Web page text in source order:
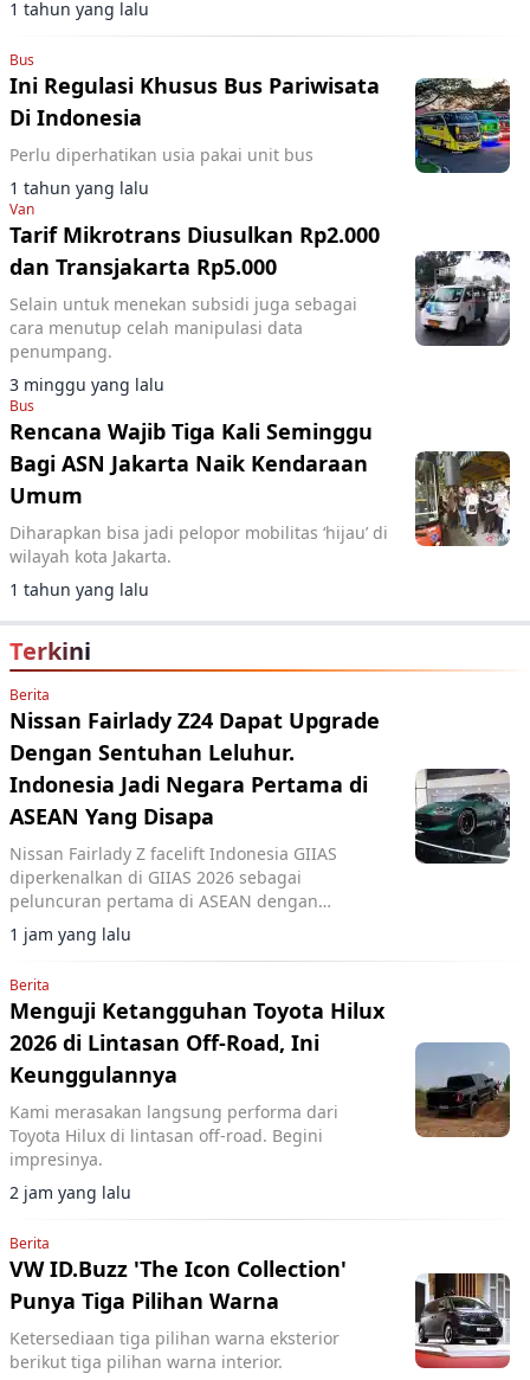
1 tahun yang lalu
Bus
Ini Regulasi Khusus Bus Pariwisata
Di Indonesia
Perlu diperhatikan usia pakai unit bus
1 tahun yang lalu
Van
Tarif Mikrotrans Diusulkan Rp2.000
dan Transjakarta Rp5.000
Selain untuk menekan subsidi juga sebagai
cara menutup celah manipulasi data
penumpang.
3 minggu yang lalu
Bus
Rencana Wajib Tiga Kali Seminggu
Bagi ASN Jakarta Naik Kendaraan
Umum
Diharapkan bisa jadi pelopor mobilitas ‘hijau’ di
wilayah kota Jakarta.
1 tahun yang lalu
Terkini
Berita
Nissan Fairlady Z24 Dapat Upgrade
Dengan Sentuhan Leluhur.
Indonesia Jadi Negara Pertama di
ASEAN Yang Disapa
Nissan Fairlady Z facelift Indonesia GIIAS
diperkenalkan di GIIAS 2026 sebagai
peluncuran pertama di ASEAN dengan
upgrade desain bumper G-nose terinspirasi
generasi S30.
1 jam yang lalu
Berita
Menguji Ketangguhan Toyota Hilux
2026 di Lintasan Off-Road, Ini
Keunggulannya
Kami merasakan langsung performa dari
Toyota Hilux di lintasan off-road. Begini
impresinya.
2 jam yang lalu
Berita
VW ID.Buzz 'The Icon Collection'
Punya Tiga Pilihan Warna
Ketersediaan tiga pilihan warna eksterior
berikut tiga pilihan warna interior.